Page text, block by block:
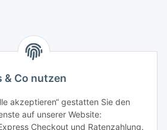
& Co nutzen
akzeptieren“ gestatten Sie den
auf unserer Website:
Checkout und Ratenzahlung.